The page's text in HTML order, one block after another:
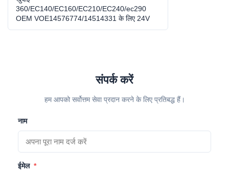
360/EC140/EC160/EC210/EC240/ec290
OEM VOE14576774/14514331 के लिए 24V
एसी कंडिटोनर ब्लोअर
संपर्क करें
हम आपको सर्वोत्तम सेवा प्रदान करने के लिए प्रतिबद्ध हैं।
नाम
ईमेल *